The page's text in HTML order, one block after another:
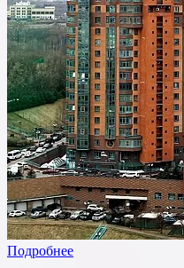
Подробнее